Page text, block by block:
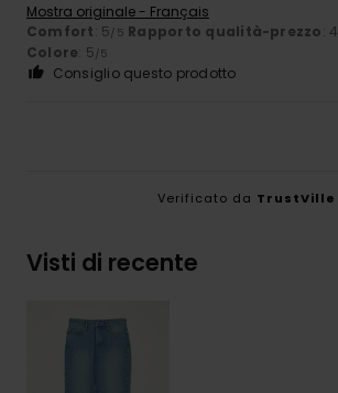
Mostra originale - Français
Comfort: 5 /5 Rapporto qualità-prezzo: 4
Colore: 5 /5
Consiglio questo prodotto
Verificato da TrustVille
Visti di recente